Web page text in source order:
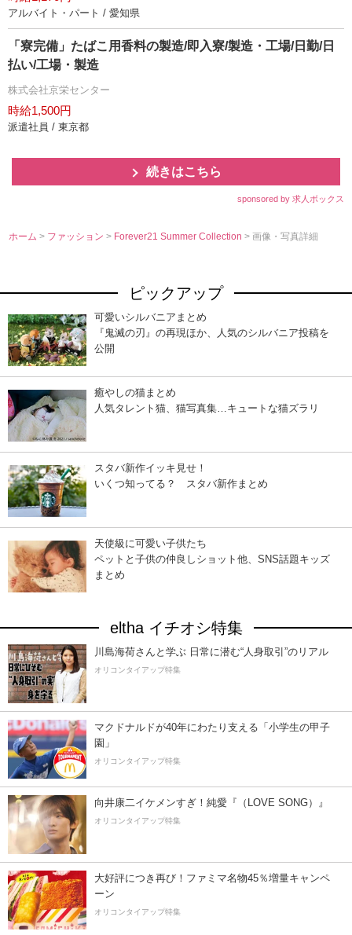
アルバイト・パート / 愛知県
「寮完備」たばこ用香料の製造/即入寮/製造・工場/日勤/日
払い/工場・製造
株式会社京栄センター
時給1,500円
派遣社員 / 東京都
続きはこちら
sponsored by 求人ボックス
ホーム > ファッション> Forever21 Summer Collection> 画像・写真詳細
ピックアップ
可愛いシルバニアまとめ
『鬼滅の刃』の再現ほか、人気のシルバニア投稿を
公開
癒やしの猫まとめ
人気タレント猫、猫写真集…キュートな猫ズラリ
スタバ新作イッキ見せ！
いくつ知ってる？ スタバ新作まとめ
天使級に可愛い子供たち
ペットと子供の仲良しショット他、SNS話題キッズ
まとめ
eltha イチオシ特集
川島海荷さんと学ぶ 日常に潜む“人身取引”のリアル
オリコンタイアップ特集
マクドナルドが40年にわたり支える「小学生の甲子
園」
オリコンタイアップ特集
向井康二イケメンすぎ！純愛『（LOVE SONG）』
オリコンタイアップ特集
大好評につき再び！ファミマ名物45％増量キャンペ
ーン
オリコンタイアップ特集